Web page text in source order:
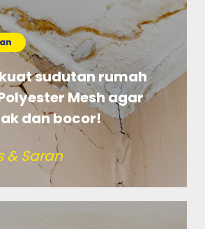
sudutan rumah
Mesh agar
dan bocor!
& Saran